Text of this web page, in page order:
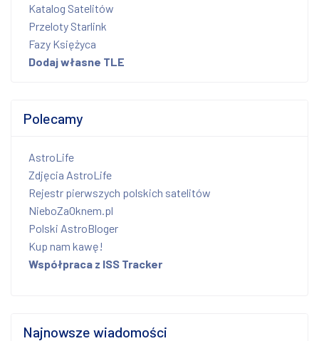
Katalog Satelitów
Przeloty Starlink
Fazy Księżyca
Dodaj własne TLE
Polecamy
AstroLife
Zdjęcia AstroLife
Rejestr pierwszych polskich satelitów
NieboZaOknem.pl
Polski AstroBloger
Kup nam kawę!
Współpraca z ISS Tracker
Najnowsze wiadomości